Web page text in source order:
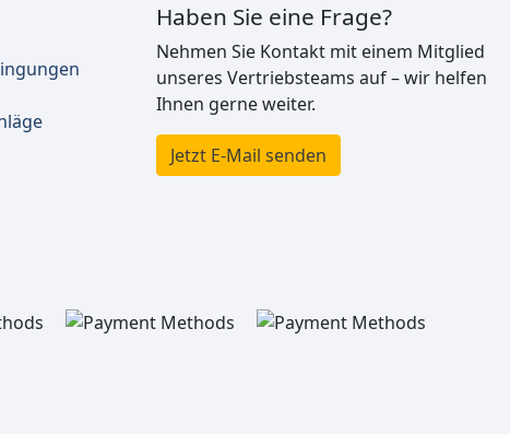
Haben Sie eine Frage?
Nehmen Sie Kontakt mit einem Mitglied
unseres Vertriebsteams auf – wir helfen
Ihnen gerne weiter.
Jetzt E-Mail senden